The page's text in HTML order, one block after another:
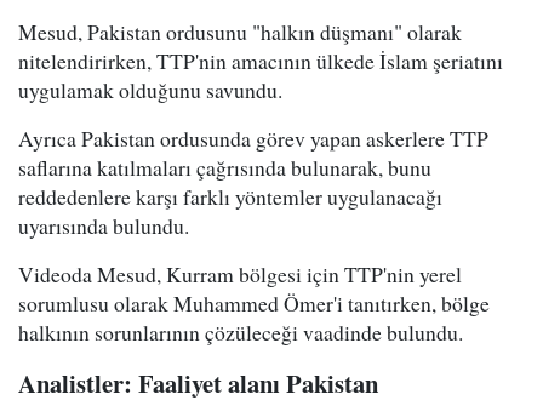
Mesud, Pakistan ordusunu "halkın düşmanı" olarak
nitelendirirken, TTP'nin amacının ülkede İslam şeriatını
uygulamak olduğunu savundu.
Ayrıca Pakistan ordusunda görev yapan askerlere TTP
saflarına katılmaları çağrısında bulunarak, bunu
reddedenlere karşı farklı yöntemler uygulanacağı
uyarısında bulundu.
Videoda Mesud, Kurram bölgesi için TTP'nin yerel
sorumlusu olarak Muhammed Ömer'i tanıtırken, bölge
halkının sorunlarının çözüleceği vaadinde bulundu.
Analistler: Faaliyet alanı Pakistan